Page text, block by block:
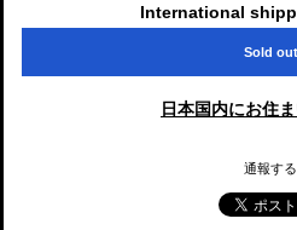
International
Sold out
日本国内にお住
通報する